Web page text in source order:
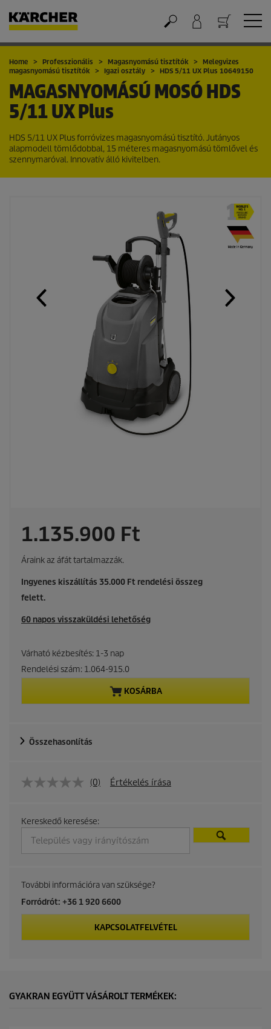
Kosár
Home Professzionális Magasnyomású tisztítók
Melegvizes
magasnyomású tisztítók
Igazi osztály HDS 5/11 UX Plus 10649150
MAGASNYOMÁSÚ MOSÓHDS
5/11 UX Plus
HDS 5/11 UX Plus forróvizes magasnyomású tisztító. Jutányos
alapmodell tömlődobbal, 15 méteres magasnyomású tömlővel és
szennymaróval. Innovatív álló kivitelben.
C
u
r
r
n
t
p
r
d
c
t
p
r
i
1.135.900 Ft
Áraink az áfát tartalmazzák.
Ingyenes kiszállítás 35.000 Ft rendelési összeg
felett.
60 napos visszaküldési lehetőség
Várható kézbesítés: 1-3 nap
Rendelési szám: 1.064-915.0
KOSÁRBA
Összehasonlítás
(0) Értékelés írása
Kereskedő keresése:
További információra van szüksége?
Forródrót: +36 1 920 6600
KAPCSOLATFELVÉTEL
GYAKRAN EGYÜTT VÁSÁROLT TERMÉKEK: